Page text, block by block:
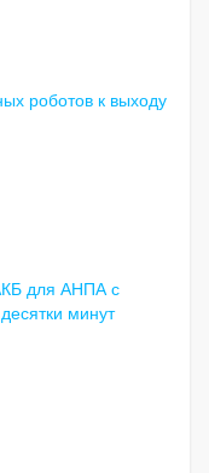
роботов к выходу
для АНПА с
минут